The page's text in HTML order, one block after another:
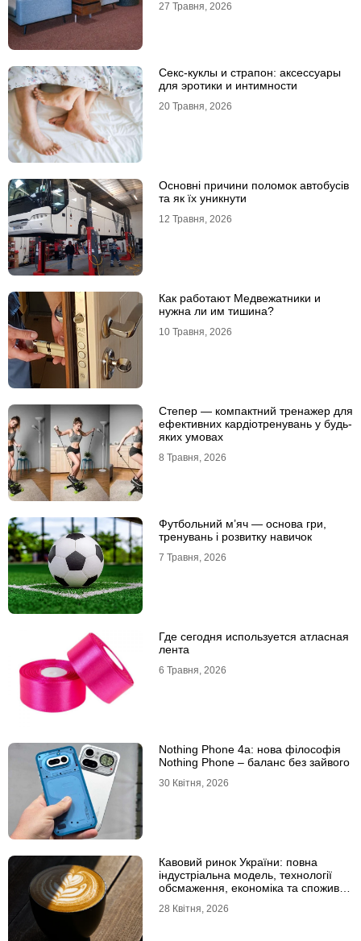
27 Травня, 2026
Секс-куклы и страпон: аксессуары
для эротики и интимности
20 Травня, 2026
Основні причини поломок автобусів
та як їх уникнути
12 Травня, 2026
Как работают Медвежатники и
нужна ли им тишина?
10 Травня, 2026
Степер — компактний тренажер для
ефективних кардіотренувань у будь-
яких умовах
8 Травня, 2026
Футбольний м’яч — основа гри,
тренувань і розвитку навичок
7 Травня, 2026
Где сегодня используется атласная
лента
6 Травня, 2026
Nothing Phone 4a: нова філософія
Nothing Phone – баланс без зайвого
30 Квітня, 2026
Кавовий ринок України: повна
індустріальна модель, технології
обсмаження, економіка та споживчі
28 Квітня, 2026